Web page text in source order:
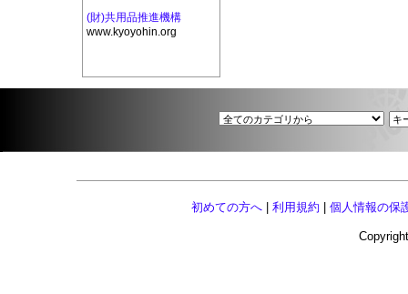
(財)共用品推進機構
www.kyoyohin.org
初めての方へ 利用規約 個人情報の保